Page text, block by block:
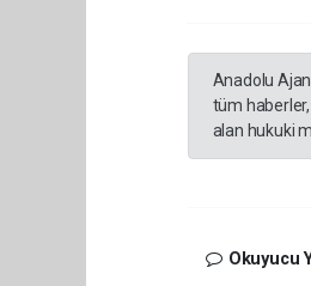
Anadolu
tüm
alan hukuki
Okuyucu